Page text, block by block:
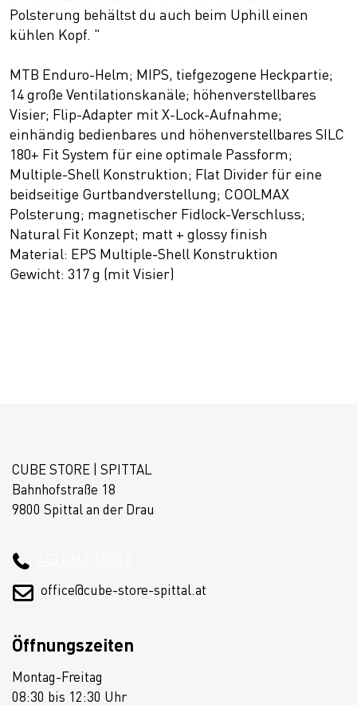
Polsterung behältst du auch beim Uphill einen
kühlen Kopf. "
MTB Enduro-Helm; MIPS, tiefgezogene Heckpartie;
14 große Ventilationskanäle; höhenverstellbares
Visier; Flip-Adapter mit X-Lock-Aufnahme;
einhändig bedienbares und höhenverstellbares SILC
180+ Fit System für eine optimale Passform;
Multiple-Shell Konstruktion; Flat Divider für eine
beidseitige Gurtbandverstellung; COOLMAX
Polsterung; magnetischer Fidlock-Verschluss;
Natural Fit Konzept; matt + glossy finish
Material: EPS Multiple-Shell Konstruktion
Gewicht: 317 g (mit Visier)
CUBE STORE | SPITTAL
Bahnhofstraße 18
9800 Spittal an der Drau
office@cube-store-spittal.at
Öffnungszeiten
Montag-Freitag
08:30 bis 12:30 Uhr